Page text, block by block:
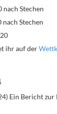
Stechen
Stechen
ihr auf der
Ein Bericht